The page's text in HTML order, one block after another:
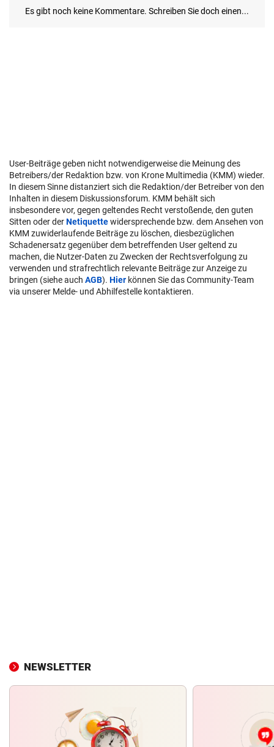
User-Beiträge geben nicht notwendigerweise die Meinung des
Betreibers/der Redaktion bzw. von Krone Multimedia (KMM) wieder.
In diesem Sinne distanziert sich die Redaktion/der Betreiber von den
Inhalten in diesem Diskussionsforum. KMM behält sich
insbesondere vor, gegen geltendes Recht verstoßende, den guten
Sitten oder derNetiquettewidersprechende bzw. dem Ansehen von
KMM zuwiderlaufende Beiträge zu löschen, diesbezüglichen
Schadenersatz gegenüber dem betreffenden User geltend zu
machen, die Nutzer-Daten zu Zwecken der Rechtsverfolgung zu
verwenden und strafrechtlich relevante Beiträge zur Anzeige zu
bringen (siehe auch AGB). Hier können Sie das Community-Team
via unserer Melde- und Abhilfestelle kontaktieren.
NEWSLETTER